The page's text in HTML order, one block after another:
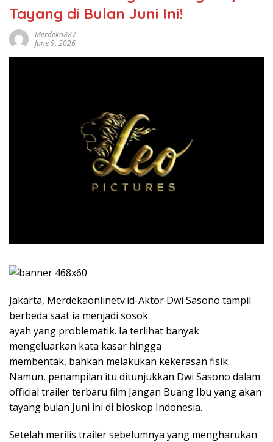
Tayang di Bulan Juni Ini!
Merdeka887
June 9, 2026
Jakarta, Merdekaonlinetv.id-Aktor Dwi Sasono tampil
berbeda saat ia menjadi sosok
ayah yang problematik. Ia terlihat banyak
mengeluarkan kata kasar hingga
membentak, bahkan melakukan kekerasan fisik.
Namun, penampilan itu ditunjukkan Dwi Sasono dalam
official trailer terbaru film Jangan Buang Ibu yang akan
tayang bulan Juni ini di bioskop Indonesia.
Setelah merilis trailer sebelumnya yang mengharukan